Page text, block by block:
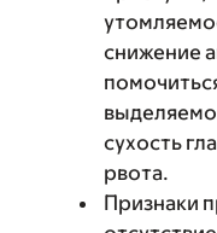
снижение
сухость
рвота.
Признаки